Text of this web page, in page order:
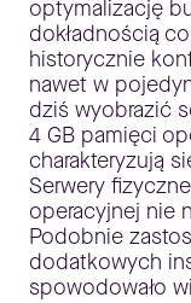
optymalizację
dokładnością
historycznie
nawet w
dziś wyobrazić
4 GB pamięci
charakteryzują
Serwery
operacyjnej nie
Podobnie
dodatkowych
spowodowało